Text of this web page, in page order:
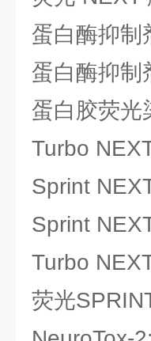
蛋白酶抑制
蛋白酶抑制
蛋白胶荧光
Turbo
Sprint
Sprint
Turbo
荧光